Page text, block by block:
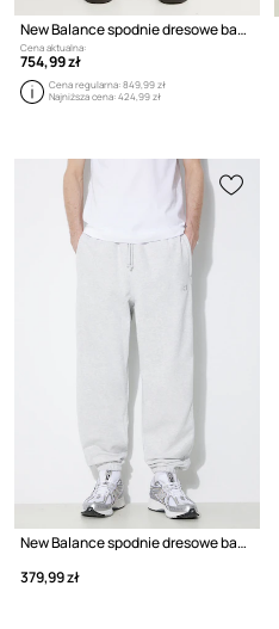
New Balance spodnie dresowe bawełniane MADE IN USA
Cena aktualna:
754,99 zł
Cena regularna:849,99 zł
Najniższa cena:424,99 zł
New Balance spodnie dresowe bawełniane MP41508AHH
379,99 zł